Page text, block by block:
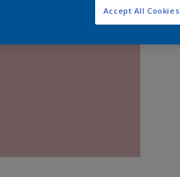
Accept All Cookies